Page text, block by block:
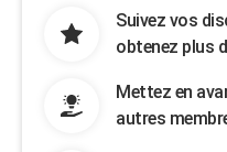
Suivez vos
obtenez plus
Mettez en
autres